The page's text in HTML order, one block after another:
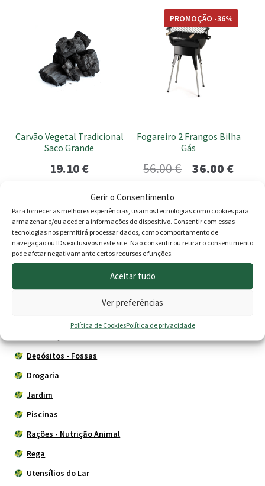
Gerir o Consentimento
Para fornecer as melhores experiências, usamos tecnologias como cookies para
armazenar e/ou aceder a informações do dispositivo. Consentir com essas
tecnologias nos permitirá processar dados, como comportamento de
navegação ou IDs exclusivos neste site. Não consentir ou retirar o consentimento
pode afetar negativamante certos recursos e funções.
Aceitar tudo
Ver preferências
Política de CookiesPolítica de privacidade
Carvão Vegetal Tradicional
Saco Grande
19.10€
Fogareiro 2 Frangos Bilha
Gás
PROMOÇÃO -36%
56.00€
O
original
era:
56.00 €.
36.00 €O
atual
é:
Adicionar
Produtos
Depósitos - Fossas
Drogaria
Jardim
Piscinas
Rações - Nutrição Animal
Rega
Utensílios do Lar